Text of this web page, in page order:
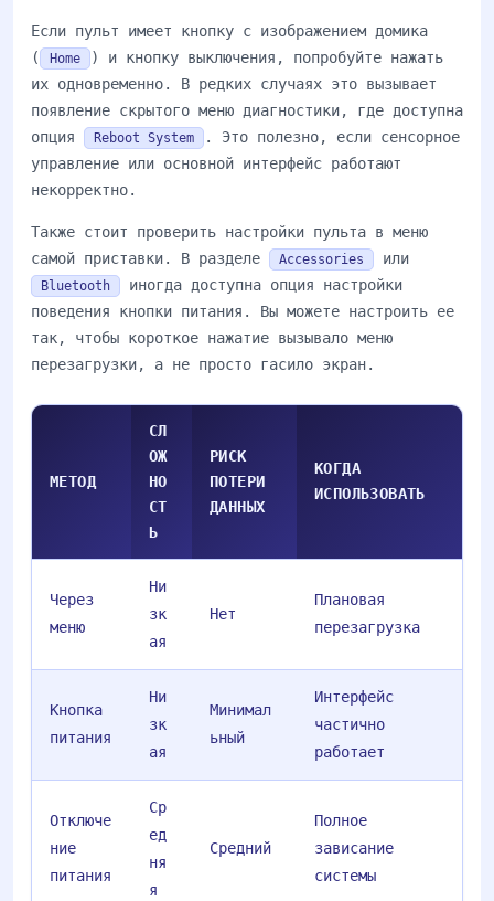
Если пульт имеет кнопку с изображением домика
(
Home
) и кнопку выключения, попробуйте нажать
их одновременно. В редких случаях это вызывает
появление скрытого меню диагностики, где доступна
опция
Reboot System
. Это полезно, если сенсорное
управление или основной интерфейс работают
некорректно.
Также стоит проверить настройки пульта в меню
самой приставки. В разделе
Accessories или
Bluetooth
иногда доступна опция настройки
поведения кнопки питания. Вы можете настроить ее
так, чтобы короткое нажатие вызывало меню
перезагрузки, а не просто гасило экран.
МЕТОД
СЛ
ОЖ
НО
СТ
Ь
РИСК
ПОТЕРИ
ДАННЫХ
КОГДА
ИСПОЛЬЗОВАТЬ
Через
меню
Ни
зк
ая
Нет
Плановая
перезагрузка
Кнопка
питания
Ни
зк
ая
Минимал
ьный
Интерфейс
частично
работает
Отключе
ние
питания
Ср
ед
ня
я
Средний
Полное
зависание
системы